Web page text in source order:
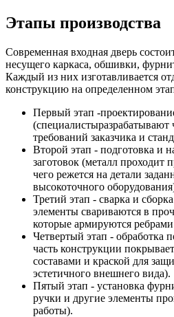
Этапы производства
Современная входная дверь
несущего каркаса, обшивки,
Каждый из них изготавливается
конструкцию на определенном
Первый этап -
(специалистыразрабатывают
требований заказчика и
Второй этап - подготовка и
заготовок (металл проходит
чего режется на детали
высокоточного
Третий этап - сварка и
элементы свариваются в
которые армируются
Четвертый этап - обработка
часть конструкции
составами и краской для
эстетичного внешнего вида).
Пятый этап - установка
ручки и другие элементы
работы).